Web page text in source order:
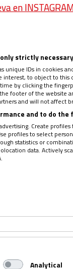
en
en la
no quiere
revelado
parte.
la
Prometeo
el
de nuestro
strictly
IDs in cookies
to object to
by clicking the
footer of the website
and will not affect
and to do the
Create
profiles to select
statistics or
data. Actively
Analytical